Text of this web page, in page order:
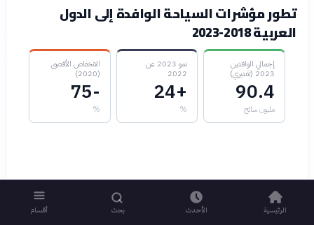
تطور مؤشرات السياحة الوافدة إلى الدول
العربية 2018-2023
إجمالي الوافدين
2023 (تقديري)
90.4
مليون سائح
نمو 2023 عن
2022
+24
%
الانخفاض الأقصى
(2020)
-75
%
الرئيسية الأحدث بحث أقسام